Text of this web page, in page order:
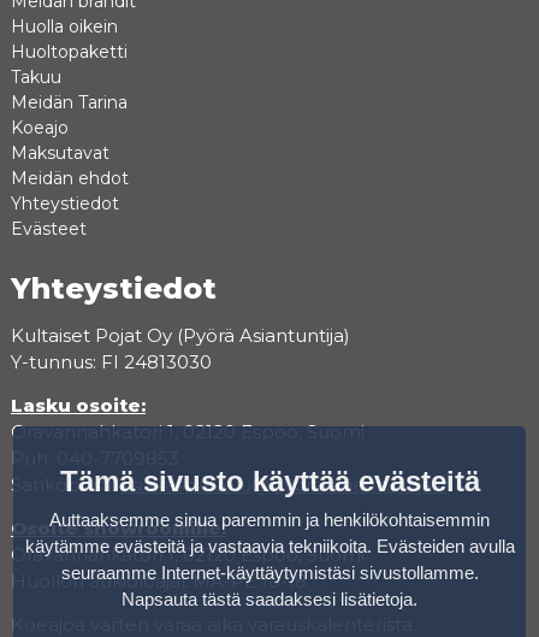
Huolla oikein
Huoltopaketti
Takuu
Meidän Tarina
Koeajo
Maksutavat
Meidän ehdot
Yhteystiedot
Evästeet
Yhteystiedot
Kultaiset Pojat Oy (Pyörä Asiantuntija)
Y-tunnus: FI 24813030
Lasku osoite:
Oravannahkatori 1, 02120 Espoo, Suomi
Sähköposti:asiakaspalvelu@pyora-asiantuntija.fi
Osoite showroomille:
Oravannahkatori 1, 02120 Espoo, Suomi
Huollon aukioloajat MA-PE 10-18
Tämä sivusto käyttää evästeitä
Auttaaksemme sinua paremmin ja henkilökohtaisemmin
käytämme evästeitä ja vastaavia tekniikoita. Evästeiden avulla
seuraamme Internet-käyttäytymistäsi sivustollamme.
Napsauta tästä saadaksesi lisätietoja.